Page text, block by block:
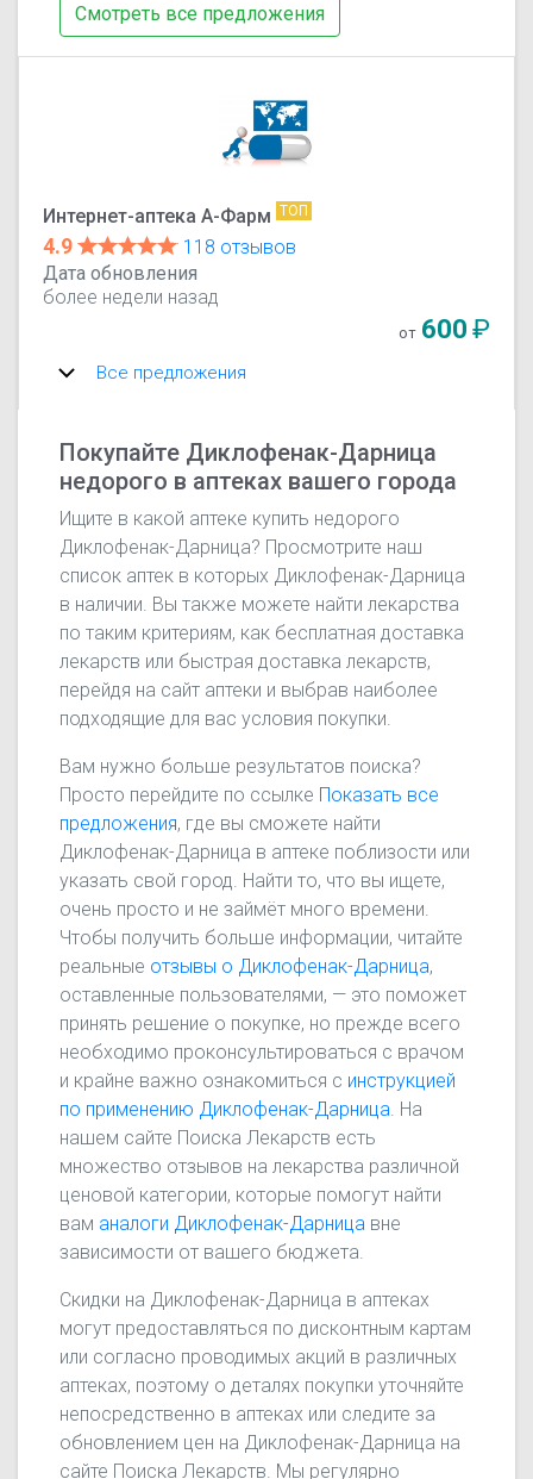
Смотреть все предложения
Интернет-аптека А-Фарм ТОП
4.9
118 отзывов
Дата обновления
более недели назад
от 600₽
Все предложения
Покупайте Диклофенак-Дарница
недорого в аптеках вашего города
Ищите в какой аптеке купить недорого
Диклофенак-Дарница? Просмотрите наш
список аптек в которых Диклофенак-Дарница
в наличии. Вы также можете найти лекарства
по таким критериям, как бесплатная доставка
лекарств или быстрая доставка лекарств,
перейдя на сайт аптеки и выбрав наиболее
подходящие для вас условия покупки.
Вам нужно больше результатов поиска?
Просто перейдите по ссылке Показать все
предложения, где вы сможете найти
Диклофенак-Дарница в аптеке поблизости или
указать свой город. Найти то, что вы ищете,
очень просто и не займёт много времени.
Чтобы получить больше информации, читайте
реальные отзывы о Диклофенак-Дарница,
оставленные пользователями, — это поможет
принять решение о покупке, но прежде всего
необходимо проконсультироваться с врачом
и крайне важно ознакомиться с инструкцией
по применению Диклофенак-Дарница . На
нашем сайте Поиска Лекарств есть
множество отзывов на лекарства различной
ценовой категории, которые помогут найти
вам аналоги Диклофенак-Дарница вне
зависимости от вашего бюджета.
Скидки на Диклофенак-Дарница в аптеках
могут предоставляться по дисконтным картам
или согласно проводимых акций в различных
аптеках, поэтому о деталях покупки уточняйте
непосредственно в аптеках или следите за
обновлением цен на Диклофенак-Дарница на
сайте Поиска Лекарств. Мы регулярно